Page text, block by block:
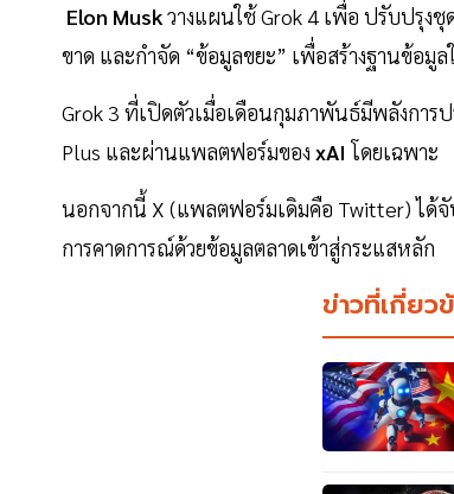
Elon Muskวางแผนใช้ Grok 4 เพื่อ ปรับปรุง
ขาด และกำจัด “ข้อมูลขยะ” เพื่อสร้างฐานข้อ
Grok 3 ที่เปิดตัวเมื่อเดือนกุมภาพันธ์มีพลังการ
Plus และผ่านแพลตฟอร์มของ xAI โดยเฉพาะ
นอกจากนี้ X (แพลตฟอร์มเดิมคือ Twitter) ไ
การคาดการณ์ด้วยข้อมูลตลาดเข้าสู่กระแสหลัก
ข่าวที่เกี่ยว